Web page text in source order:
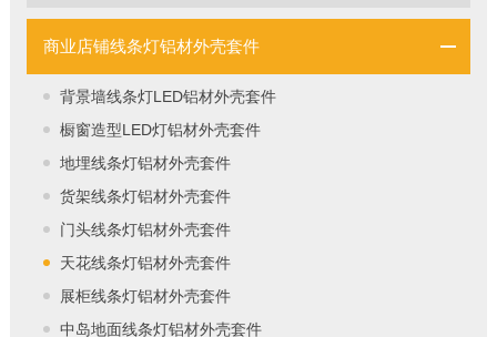
商业店铺线条灯铝材外壳套件
背景墙线条灯LED铝材外壳套件
橱窗造型LED灯铝材外壳套件
地埋线条灯铝材外壳套件
货架线条灯铝材外壳套件
门头线条灯铝材外壳套件
天花线条灯铝材外壳套件
展柜线条灯铝材外壳套件
中岛地面线条灯铝材外壳套件